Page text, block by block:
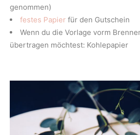
genommen)
festes Papier für den Gutschein
Wenn du die Vorlage vorm
übertragen möchtest: Kohlepapier